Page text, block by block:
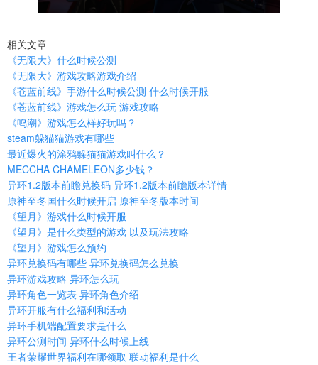
相关文章
《无限大》什么时候公测
《无限大》游戏攻略游戏介绍
《苍蓝前线》手游什么时候公测 什么时候开服
《苍蓝前线》游戏怎么玩 游戏攻略
《鸣潮》游戏怎么样好玩吗？
steam躲猫猫游戏有哪些
最近爆火的涂鸦躲猫猫游戏叫什么？
MECCHA CHAMELEON多少钱？
异环1.2版本前瞻兑换码 异环1.2版本前瞻版本详情
原神至冬国什么时候开启 原神至冬版本时间
《望月》游戏什么时候开服
《望月》是什么类型的游戏 以及玩法攻略
《望月》游戏怎么预约
异环兑换码有哪些 异环兑换码怎么兑换
异环游戏攻略 异环怎么玩
异环角色一览表 异环角色介绍
异环开服有什么福利和活动
异环手机端配置要求是什么
异环公测时间 异环什么时候上线
王者荣耀世界福利在哪领取 联动福利是什么